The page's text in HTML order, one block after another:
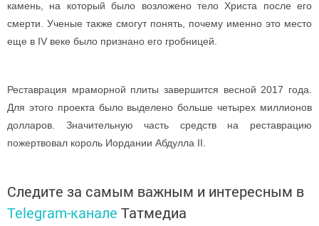
камень, на который было возложено тело Христа после его
смерти. Ученые также смогут понять, почему именно это место
еще в IV веке было признано его гробницей.
Реставрация мраморной плиты завершится весной 2017 года.
Для этого проекта было выделено больше четырех миллионов
долларов. Значительную часть средств на реставрацию
пожертвовал король Иордании Абдулла II.
Следите за самым важным и интересным в
Telegram-канале Татмедиа